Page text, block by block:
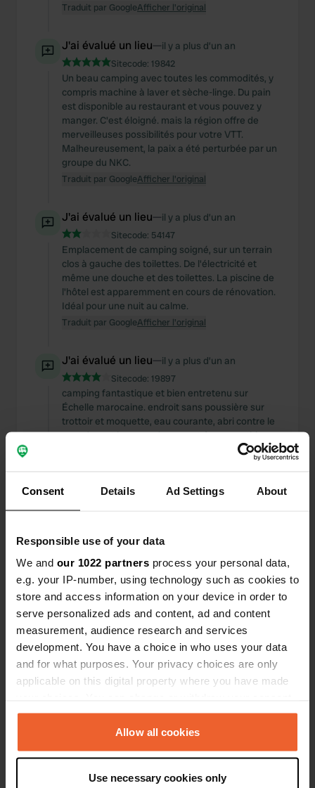
Consent Details Ad Settings About
Responsible use of your data
We and our 1022 partners process your personal data,
e.g. your IP-number, using technology such as cookies to
store and access information on your device in order to
serve personalized ads and content, ad and content
measurement, audience research and services
development. You have a choice in who uses your data
and for what purposes. Your privacy choices are only
applicable on this digital property where you have made
any time from the Cookie Declaration or by clicking on
the Privacy trigger icon.
Collect information about your geographical location
Allow all cookies
Use necessary cookies only
Traduit par GoogleAfficher l'original
J'ai évalué un lieu—il y a plus d’un an
Sitecode: 19842
Un beau camping avec toutes les commodités, y
compris machine à laver et sèche-linge. Du pain
est disponible au restaurant et vous pouvez y
manger. C'est éloigné. mais la région offre de
merveilleuses possibilités pour votre VTT.
Malheureusement, la paix a été perturbée par un
groupe du NKC.
Traduit par GoogleAfficher l'original
J'ai évalué un lieu—il y a plus d’un an
Sitecode: 54147
Emplacement de camping soigné, sur un terrain
clos à gauche des toilettes. De l'électricité et
même une douche et des toilettes. La piscine de
l'hôtel est apparemment en cours de rénovation.
Idéal pour une nuit au calme.
Traduit par GoogleAfficher l'original
J'ai évalué un lieu—il y a plus d’un an
Sitecode: 19897
camping fantastique et bien entretenu sur
Échelle marocaine. endroit sans poussière sur
trottoir et moquette, eau courante, abri contre le
vent devant la porte. des gens très sympathiques
qui nous ont fait un feu le soir. belle excursion à la
Traduit par Google Afficher l'original
Sitecode:
Potentiellement un joli camping, mais s'il est aussi
bondé qu'aujourd'hui, il l'est beaucoup moins.
Zagora est une jolie ville.
Traduit par GoogleAfficher l'original
J'ai évalué un lieu—il y a plus d’un an
Sitecode:30440
Les installations sont médiocres comme
Traduit par GoogleAfficher l'original
J'ai évalué un lieu— il y a plus d’un an